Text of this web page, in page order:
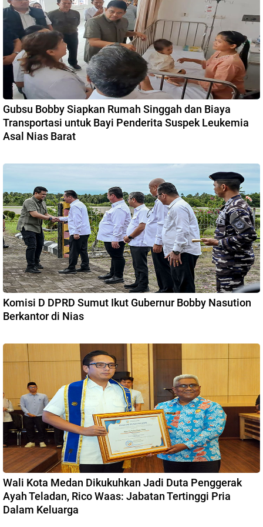
Gubsu Bobby Siapkan Rumah Singgah dan Biaya
Transportasi untuk Bayi Penderita Suspek Leukemia
Asal Nias Barat
Komisi D DPRD Sumut Ikut Gubernur Bobby Nasution
Berkantor di Nias
Wali Kota Medan Dikukuhkan Jadi Duta Penggerak
Ayah Teladan, Rico Waas: Jabatan Tertinggi Pria
Dalam Keluarga